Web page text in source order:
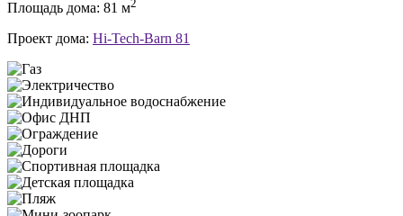
Площадь дома: 81 м2
Проект дома: Hi-Tech-Barn 81